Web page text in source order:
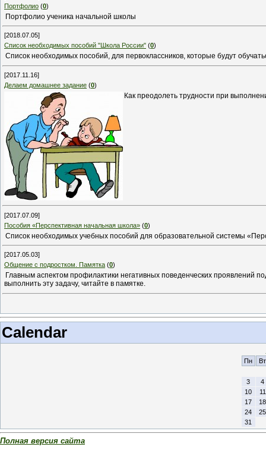
Портфолио (0)
Портфолио ученика начальной школы
[2018.07.05]
Cписок необходимых пособий "Школа России" (0)
Список необходимых пособий, для первоклассников, которые будут
[2017.11.16]
Делаем домашнее задание (0)
Как преодолеть трудности при
[2017.07.09]
Пособия «Перспективная начальная школа» (0)
Список необходимых учебных пособий для образовательной системы
[2017.05.03]
Общение с подростком. Памятка (0)
Главным аспектом профилактики негативных поведенческих проявлений
выполнить эту задачу, читайте в памятке.
Calendar
Пн
Вт
3
4
10
11
17
18
24
25
31
Полная версия сайта